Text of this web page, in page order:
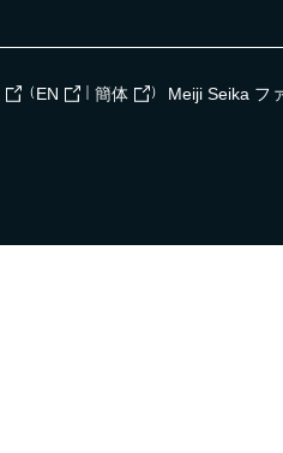
（ EN ｜ 簡体 ） Meiji Seika フ